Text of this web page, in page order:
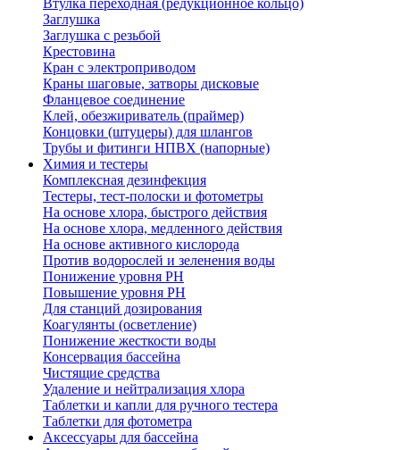
Втулка переходная (редукционное кольцо)
Заглушка
Заглушка с резьбой
Крестовина
Кран с электроприводом
Краны шаговые, затворы дисковые
Фланцевое соединение
Клей, обезжириватель (праймер)
Концовки (штуцеры) для шлангов
Трубы и фитинги НПВХ (напорные)
Химия и тестеры
Комплексная дезинфекция
Тестеры, тест-полоски и фотометры
На основе хлора, быстрого действия
На основе хлора, медленного действия
На основе активного кислорода
Против водорослей и зеленения воды
Понижение уровня РН
Повышение уровня РН
Для станций дозирования
Коагулянты (осветление)
Понижение жесткости воды
Консервация бассейна
Чистящие средства
Удаление и нейтрализация хлора
Таблетки и капли для ручного тестера
Таблетки для фотометра
Аксессуары для бассейна